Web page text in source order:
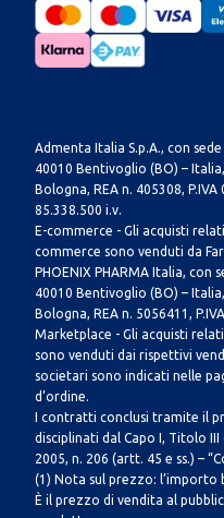
Admenta Italia S.p.A., con
40010 Bentivoglio (BO) –
Bologna, REA n. 405308,
85.338.500 i.v.
E-commerce - Gli acquisti
commerce sono venduti da
PHOENIX PHARMA Italia,
40010 Bentivoglio (BO) –
Bologna, REA n. 5056411,
Marketplace - Gli acquisti
sono venduti dai rispettivi
societari sono indicati nelle
d’ordine.
I contratti conclusi tramite il
disciplinati dal Capo I, Titolo
2005, n. 206 (artt. 45 e ss.) –
(1) Nota sul prezzo:
È il prezzo di vendita al